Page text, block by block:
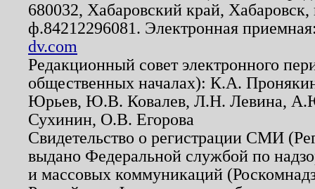
680032, Хабаровский край,
ф.84212296081. Электронная
dv.com
Редакционный совет электронного
общественных началах): К.А.
Юрьев, Ю.В. Ковалев, Л.Н. Левина,
Сухинин, О.В. Егорова
Свидетельство о регистрации СМИ
выдано Федеральной службой по
и массовых коммуникаций